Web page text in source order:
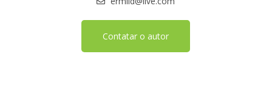
Contatar o autor